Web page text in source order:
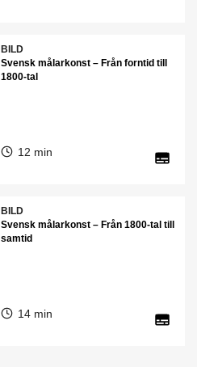
BILD
Svensk målarkonst – Från forntid till
1800-tal
12 min
BILD
Svensk målarkonst – Från 1800-tal till
samtid
14 min